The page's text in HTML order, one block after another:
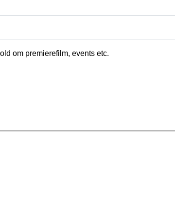
om premierefilm, events etc.